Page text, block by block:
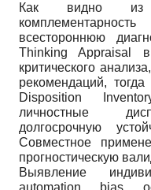
Как видно из
всестороннюю
Thinking Appraisal
критического
рекомендаций,
Disposition
личностные
долгосрочную
Совместное
прогностическую
Выявление